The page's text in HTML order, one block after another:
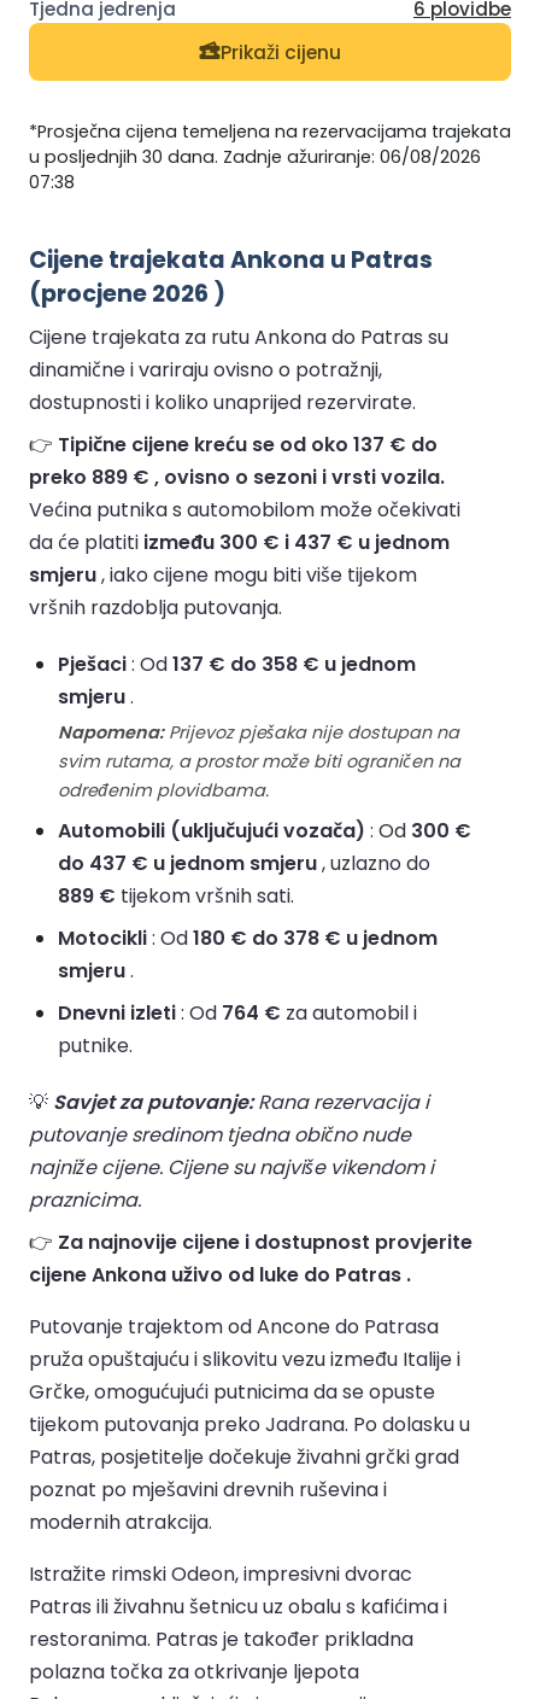
6 plovidbe
Prikaži cijenu
*Prosječna cijena temeljena na rezervacijama trajekata
u posljednjih 30 dana. Zadnje ažuriranje: 06/08/2026
07:38
Cijene trajekata Ankona u Patras
(procjene 2026 )
Cijene trajekata za rutu Ankona do Patras su
dinamične i variraju ovisno o potražnji,
dostupnosti i koliko unaprijed rezervirate.
👉 Tipične cijene kreću se od oko 137 € do
preko 889 € , ovisno o sezoni i vrsti vozila.
Većina putnika s automobilom može očekivati
da će platiti između 300 € i 437 € u jednom
smjeru, iako cijene mogu biti više tijekom
vršnih razdoblja putovanja.
Pješaci: Od137 € do 358 € u jednom
smjeru.
Napomena:Prijevoz pješaka nije dostupan na
svim rutama, a prostor može biti ograničen na
određenim plovidbama.
Automobili (uključujući vozača) : Od 300 €
do 437 € u jednom smjeru, uzlazno do
889 € tijekom vršnih sati.
Motocikli: Od180 € do 378 € u jednom
smjeru.
Dnevni izleti: Od 764 € za automobil i
putnike.
💡 Savjet za putovanje:Rana rezervacija i
putovanje sredinom tjedna obično nude
najniže cijene. Cijene su najviše vikendom i
praznicima.
👉 Za najnovije cijene i dostupnost provjerite
cijene Ankona uživo od luke do Patras .
Putovanje trajektom od Ancone do Patrasa
pruža opuštajuću i slikovitu vezu između Italije i
Grčke, omogućujući putnicima da se opuste
tijekom putovanja preko Jadrana. Po dolasku u
Patras, posjetitelje dočekuje živahni grčki grad
poznat po mješavini drevnih ruševina i
modernih atrakcija.
Istražite rimski Odeon, impresivni dvorac
Patras ili živahnu šetnicu uz obalu s kafićima i
restoranima. Patras je također prikladna
polazna točka za otkrivanje ljepota